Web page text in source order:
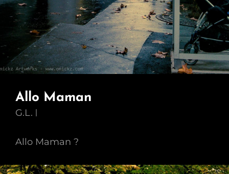
Allo Maman
G.L.
Allo Maman ?